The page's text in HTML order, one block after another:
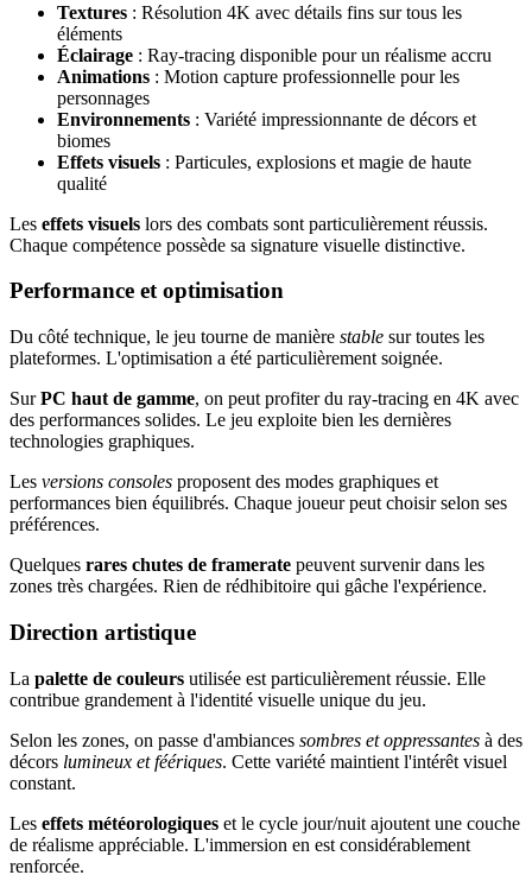
Textures : Résolution 4K avec détails fins sur tous les
éléments
Éclairage : Ray-tracing disponible pour un réalisme accru
Animations : Motion capture professionnelle pour les
personnages
Environnements : Variété impressionnante de décors et
biomes
Effets visuels : Particules, explosions et magie de haute
qualité
Les effets visuels lors des combats sont particulièrement réussis.
Chaque compétence possède sa signature visuelle distinctive.
Performance et optimisation
Du côté technique, le jeu tourne de manière stable sur toutes les
plateformes. L'optimisation a été particulièrement soignée.
SurPC haut de gamme, on peut profiter du ray-tracing en 4K avec
des performances solides. Le jeu exploite bien les dernières
technologies graphiques.
Les versions consoles proposent des modes graphiques et
performances bien équilibrés. Chaque joueur peut choisir selon ses
préférences.
Quelques rares chutes de framerate peuvent survenir dans les
zones très chargées. Rien de rédhibitoire qui gâche l'expérience.
Direction artistique
La palette de couleurs utilisée est particulièrement réussie. Elle
contribue grandement à l'identité visuelle unique du jeu.
Selon les zones, on passe d'ambiances sombres et oppressantes à des
décors lumineux et féériques. Cette variété maintient l'intérêt visuel
constant.
Les effets météorologiques et le cycle jour/nuit ajoutent une couche
de réalisme appréciable. L'immersion en est considérablement
renforcée.